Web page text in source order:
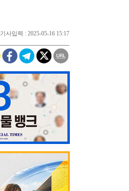
기사입력 : 2025-05-16 15:17